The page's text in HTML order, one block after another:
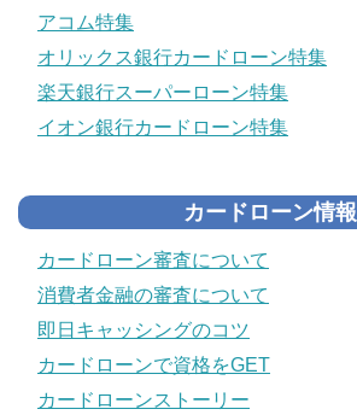
アコム特集
オリックス銀行カードローン特集
楽天銀行スーパーローン特集
イオン銀行カードローン特集
カードローン情報
カードローン審査について
消費者金融の審査について
即日キャッシングのコツ
カードローンで資格をGET
カードローンストーリー